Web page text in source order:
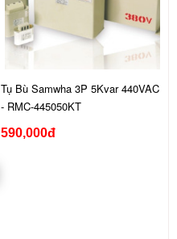
Tụ Bù Samwha 3P 5Kvar 440VAC
- RMC-445050KT
590,000đ